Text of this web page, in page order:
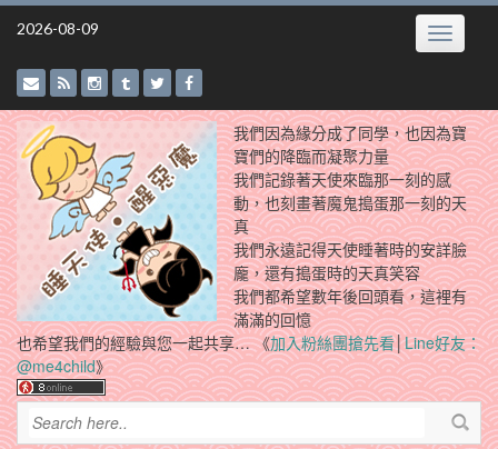
Skip
2026-08-09 Toggle
我們因為緣分成了同學，也因為寶
寶們的降臨而凝聚力量
我們記錄著天使來臨那一刻的感
動，也刻畫著魔鬼搗蛋那一刻的天
真
我們永遠記得天使睡著時的安詳臉
龐，還有搗蛋時的天真笑容
我們都希望數年後回頭看，這裡有
滿滿的回憶
也希望我們的經驗與您一起共享… 《加入粉絲團搶先看│Line好友：
@me4child》